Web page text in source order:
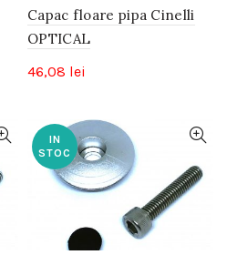
Capac floare pipa Cinelli
OPTICAL
46,08 lei
IN
STOC